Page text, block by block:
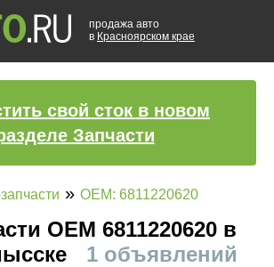
продажа авто
в Красноярском крае
свой сток в новом
Запчасти
» OEM: 6811220620
ОЕМ 6811220620 в
1 объявлений